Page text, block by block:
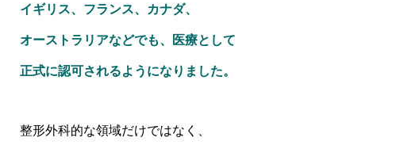
イギリス、フランス、カナダ、
オーストラリアなどでも、 医療として
正式に認可されるようになりま した。
整形外科的な領域だけではなく、